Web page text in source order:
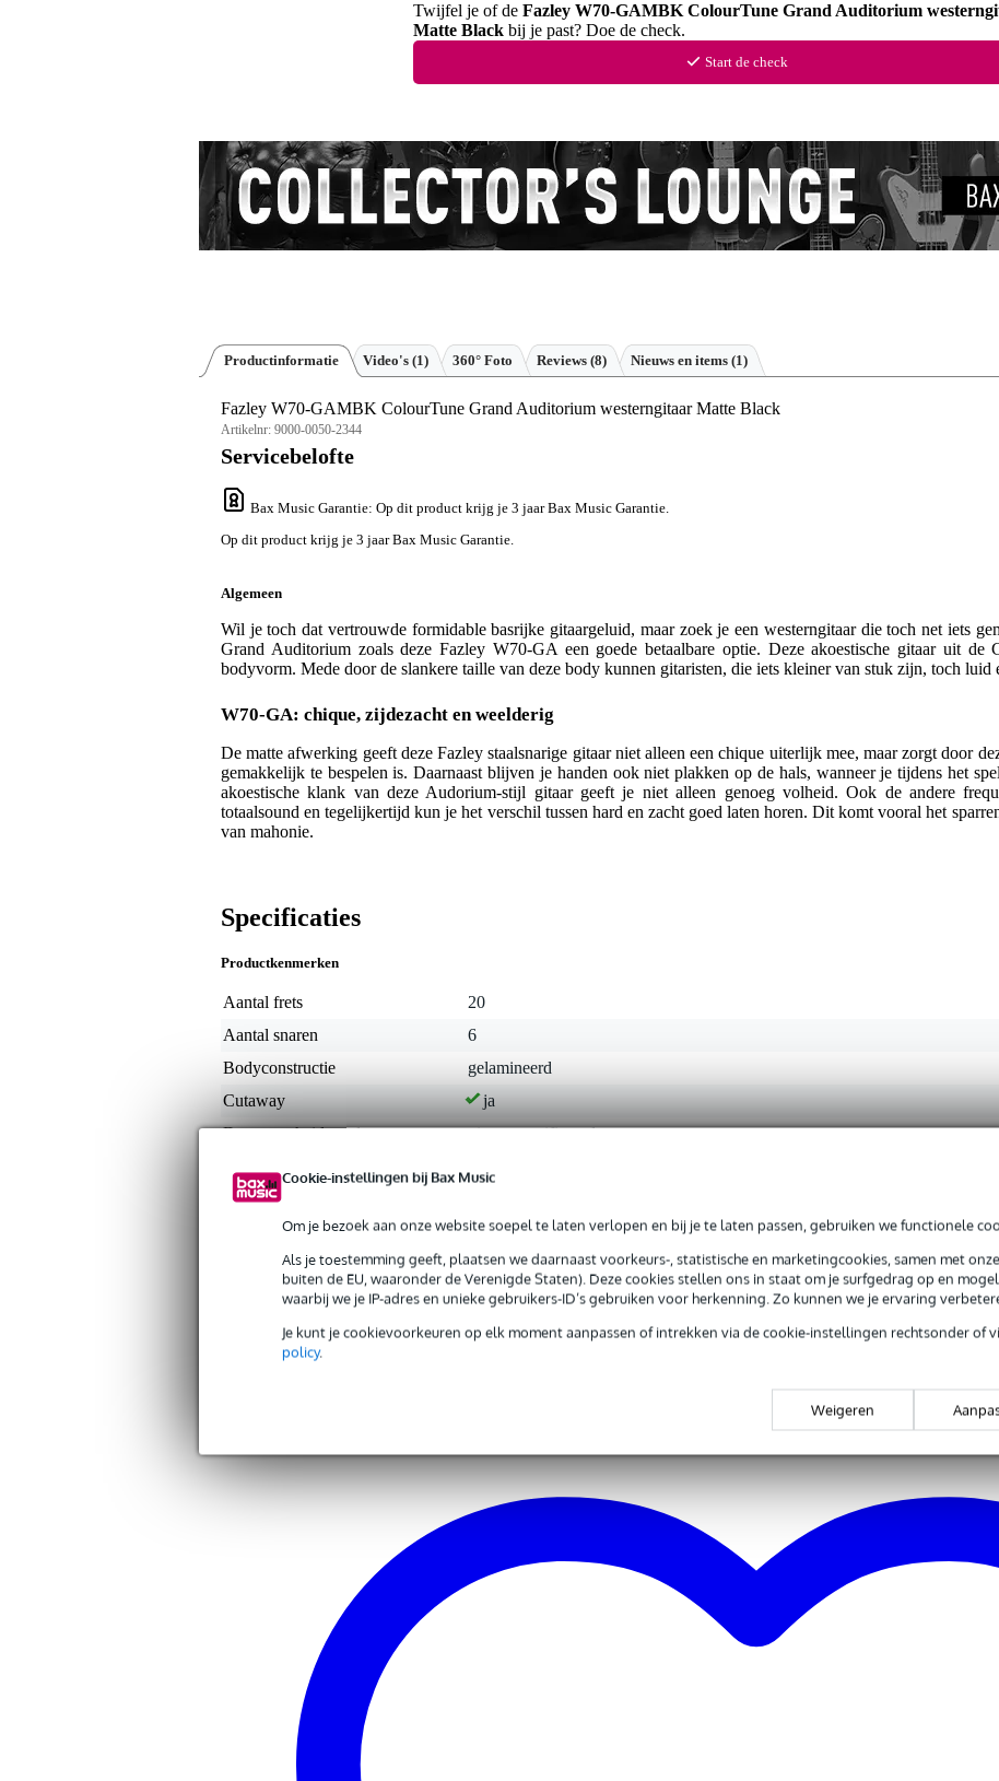
Cookie-instellingen bij Bax Music
Om je bezoek aan onze website soepel te laten verlopen en bij je te laten passen, gebruiken we functionele
Als je toestemming geeft, plaatsen we daarnaast voorkeurs-, statistische en marketingcookies, samen met
buiten de EU, waaronder de Verenigde Staten). Deze cookies stellen ons in staat om je surfgedrag op en
waarbij we je IP-adres en unieke gebruikers-ID’s gebruiken voor herkenning. Zo kunnen we je ervaring
Je kunt je cookievoorkeuren op elk moment aanpassen of intrekken via de cookie-instellingen rechtsonder of
policy.
Weigeren
Twijfel je of de Fazley W70-GAMBK ColourTune Grand Auditorium
Matte Black bij je past? Doe de check.
Start de check
Productinformatie Video's (1) 360° Foto Reviews (8) Nieuws en items (1)
Fazley W70-GAMBK ColourTune Grand Auditorium westerngitaar Matte Black
Artikelnr: 9000-0050-2344
Servicebelofte
Bax Music Garantie: Op dit product krijg je 3 jaar Bax Music Garantie.
Op dit product krijg je 3 jaar Bax Music Garantie.
Algemeen
Wil je toch dat vertrouwde formidable basrijke gitaargeluid, maar zoek je een westerngitaar die toch net iets
Grand Auditorium zoals deze Fazley W70-GA een goede betaalbare optie. Deze akoestische gitaar uit
bodyvorm. Mede door de slankere taille van deze body kunnen gitaristen, die iets kleiner van stuk zijn, toch
W70-GA: chique, zijdezacht en weelderig
De matte afwerking geeft deze Fazley staalsnarige gitaar niet alleen een chique uiterlijk mee, maar zorgt door
gemakkelijk te bespelen is. Daarnaast blijven je handen ook niet plakken op de hals, wanneer je tijdens het
akoestische klank van deze Audorium-stijl gitaar geeft je niet alleen genoeg volheid. Ook de andere
totaalsound en tegelijkertijd kun je het verschil tussen hard en zacht goed laten horen. Dit komt vooral het
van mahonie.
Specificaties
Productkenmerken
Aantal frets
20
Aantal snaren
6
Bodyconstructie
gelamineerd
Cutaway
ja
Duurzaamheid product
niet gespecificeerd
Formaat westerngitaar
Houtsoort achterkant
mahonie
Houtsoort toets
richlite
Houtsoort top
sparren (spruce)
Houtsoort zijkant
mahonie
Ideale westerngitaar voor
Klank westerngitaar
rijk en strak
grand auditorium
Gewicht en afmetingen inclusief verpakking
(incl. verpakking)
(incl. verpakking)
Productspecificaties
Fazley akoestische westerngitaar
Andere producten van Fazley
Zoek alle producten van het merk Fazley